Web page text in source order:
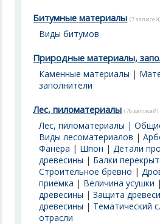
Битумные материалы (7 записей)
Виды битумов
Природные материалы,
Каменные материалы |
заполнители
Лес, пиломатериалы (76 записей)
Лес, пиломатериалы |
Виды лесоматериалов |
Фанера | Шпон |Детали
древесины | Балки
Строительное бревно |
приемка | Величина усушки
древесины |Защита
древесины | Тематический
отрасли